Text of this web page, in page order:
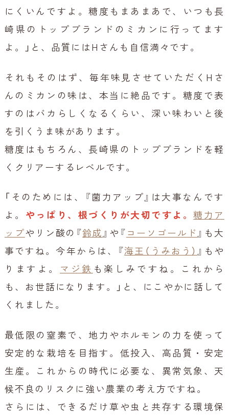
にくいんですよ。糖度もまあまあで、いつも長
崎県のトップブランドのミカンに行ってます
よ。」と、品質にはHさんも自信満々です。
それもそのはず、毎年味見させていただくHさ
んのミカンの味は、本当に絶品です。糖度で表
すのはバカらしくなるくらい、深い味わいと後
を引くうま味があります。
糖度はもちろん、長崎県のトップブランドを軽
くクリアーするレベルです。
「そのためには、『菌力アップ』は大事なんです
よ。 やっぱり、根づくりが大切ですよ。糖力ア
ップやリン酸の『鈴成 』や『 コーソゴールド 』も大
事ですね。今年からは、『海王（うみおう） 』もや
りますよ。
マジ鉄 も楽しみですね。これから
も、お世話になります。」と、にこやかに話して
くれました。
最低限の窒素で、地力やホルモンの力を使って
安定的な栽培を目指す。低投入、高品質・安定
生産。これからの時代に必要な、異常気象、天
候不良のリスクに強い農業の考え方ですね。
さらには、できるだけ草や虫と共存する環境保